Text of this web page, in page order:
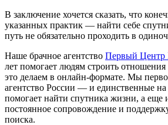
В заключение хочется сказать, что
указанных практик — найти себе
путь не обязательно проходить в
Наше брачное агентство Первый Центр
лет помогает людям строить
это делаем в онлайн-формате. Мы
агентство России — и единственные
помогает найти спутника жизни, а еще
постоянное сопровождение и
поиска.